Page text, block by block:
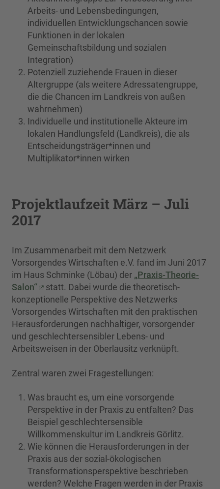
Arbeits- und Lebensbedingungen,
individuellen Entwicklungschancen sowie
Funktionen in der lokalen
Gemeinschaftsbildung und sozialen
Integration)
Potenziell zuziehende Frauen in dieser
Altergruppe (als weitere Adressatengruppe,
die die Chancen im Landkreis von außen
wahrnehmen)
Individuelle und institutionelle Akteure im
lokalen Handlungsfeld (Landkreis), die als
Entscheidungsträger*innen und
Multiplikator*innen wirken
Projektlaufzeit März – Juli
2017
Im Zusammenarbeit mit dem Netzwerk
Vorsorgendes Wirtschaften e.V. fand im Juni 2017
im Haus Schminke (Löbau) der „Praxis-Theorie-
Salon“
statt. Dabei wurde die theoretisch-
konzeptionelle Perspektive des Netzwerks
Vorsorgendes Wirtschaften mit den praktischen
Herausforderungen nachhaltiger, vorsorgender
und geschlechtersensibler Lebens- und
Arbeitsweisen in der Oberlausitz verknüpft.
Zentral waren zwei Fragestellungen:
Was braucht es, um eine vorsorgende
Perspektive in der Praxis zu entfalten? Das
Beispiel geschlechtersensible
Willkommenskultur im Landkreis Görlitz.
Wie können die Herausforderungen in der
Praxis aus der sozial-ökologischen
Transformationsperspektive beschrieben
werden? Welche Fragen werden in der Praxis